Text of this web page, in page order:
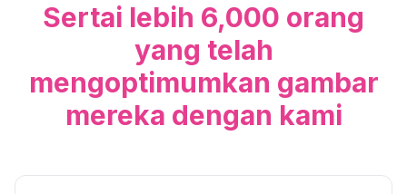
Sertai lebih 6,000 orang
yang telah
mengoptimumkan gambar
mereka dengan kami